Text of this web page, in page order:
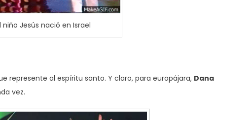
niño Jesús nació en Israel
represente al espíritu santo. Y claro, para europájara, Dana
vez.